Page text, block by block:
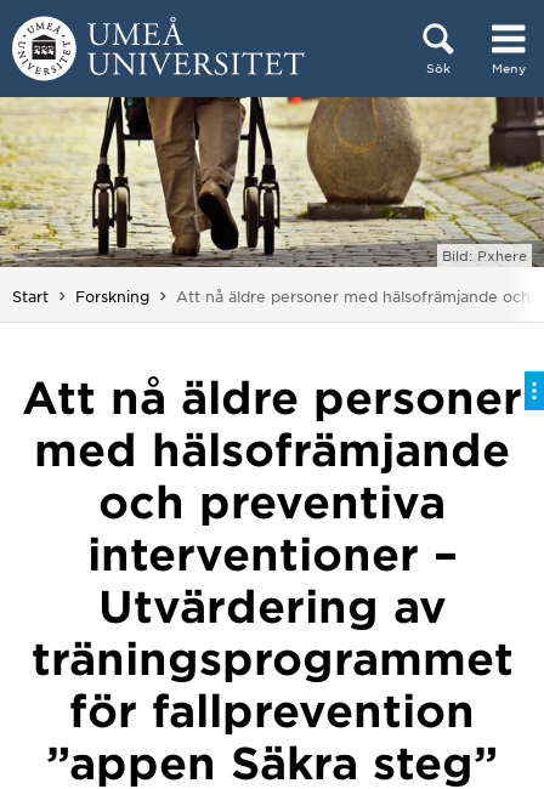
Hoppa direkt till innehållet
Sök Meny
Huvudmenyn dold.
Bild: Pxhere
Start Forskning Du är här:
Att nå äldre personer med hälsofrämjande och
Att nå äldre personer
med hälsofrämjande
och preventiva
interventioner –
Utvärdering av
träningsprogrammet
för fallprevention
”appen Säkra steg”